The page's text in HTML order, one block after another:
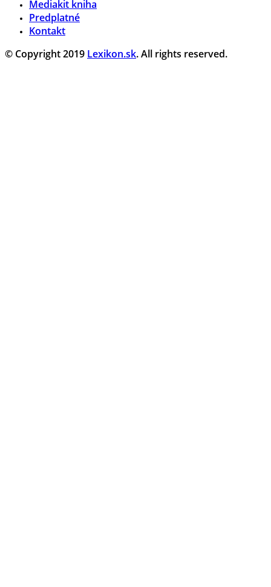
Mediakit kniha
Predplatné
Kontakt
© Copyright 2019 Lexikon.sk. All rights reserved.